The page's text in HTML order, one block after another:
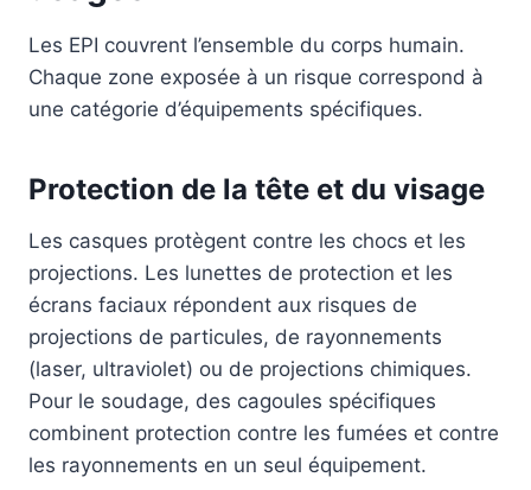
Les EPI couvrent l’ensemble du corps humain.
Chaque zone exposée à un risque correspond à
une catégorie d’équipements spécifiques.
Protection de la tête et du visage
Les casques protègent contre les chocs et les
projections. Les lunettes de protection et les
écrans faciaux répondent aux risques de
projections de particules, de rayonnements
(laser, ultraviolet) ou de projections chimiques.
Pour le soudage, des cagoules spécifiques
combinent protection contre les fumées et contre
les rayonnements en un seul équipement.